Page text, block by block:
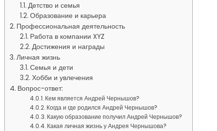
Детство и семья
Образование и карьера
Профессиональная деятельность
Работа в компании XYZ
Достижения и награды
Личная жизнь
Семья и дети
Хобби и увлечения
Вопрос-ответ:
Кем является Андрей Чернышов?
Когда и где родился Андрей Чернышов?
Какую образование получил Андрей Чернышов?
Какая личная жизнь у Андрея Чернышова?